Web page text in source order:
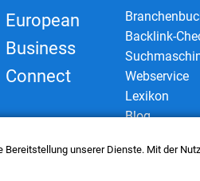
Bereitstellung unserer Dienste. Mit der
European
Business
Connect
Backlink-
Webservice
Lexikon
Blog